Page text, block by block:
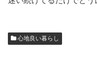
心地良い暮らし